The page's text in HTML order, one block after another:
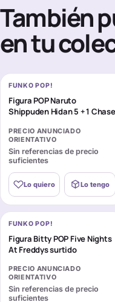
También
en tu
FUNKO POP!
Figura POP Naruto
Shippuden Hidan 5 + 1 Chase
PRECIO ANUNCIADO
ORIENTATIVO
Sin referencias de precio
suficientes
Lo quiero Lo tengo
FUNKO POP!
Figura Bitty POP Five Nights
At Freddys surtido
PRECIO ANUNCIADO
ORIENTATIVO
Sin referencias de precio
suficientes